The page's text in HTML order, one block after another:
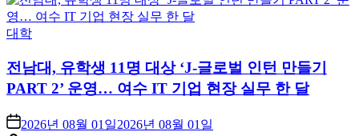
Posted
대학
전남대, 유학생 11명 대상 ‘J-글로벌 인턴 만들기
PART 2’ 운영… 여수 IT 기업 현장 실무 한 달
2026년 08월 01일2026년 08월 01일